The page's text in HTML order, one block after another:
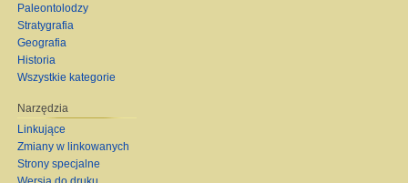
Paleontolodzy
Stratygrafia
Geografia
Historia
Wszystkie kategorie
Narzędzia
Linkujące
Zmiany w linkowanych
Strony specjalne